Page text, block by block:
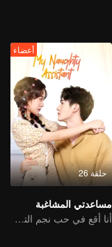
حلقة 26
أعضاء
مساعدتي المشاغبة
أنا أقع في حب نجم الترفيه